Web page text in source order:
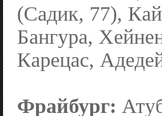
(Садик, 77),
Бангура,
Карецас,
Фрайбург: